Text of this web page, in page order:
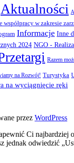
Aktualności
współpracy w zakresie
Informacje Inne
2024 NGO -
Razem
na Rozwój! Turystyka
na wyciągnięcie ręki
przez WordPress
Ci
odwiedzić